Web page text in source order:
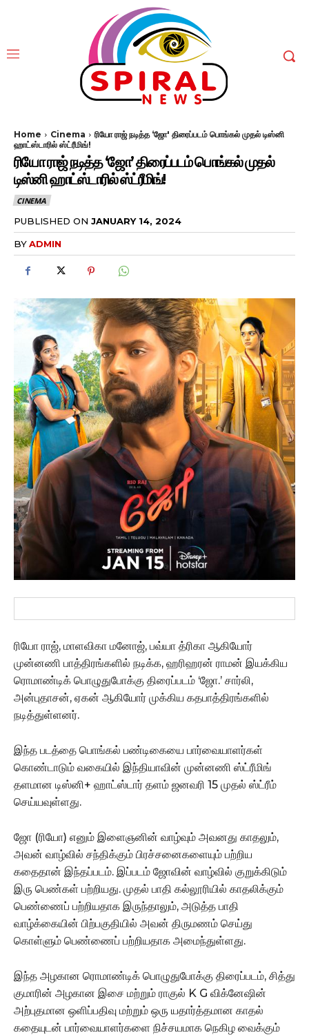
Home Cinema
ரியோ ராஜ் நடித்த ‘ஜோ' திரைப்படம் பொங்கல் முதல் டிஸ்னி
ஹாட்ஸ்டாரில் ஸ்ட்ரீமிங்!
ரியோ ராஜ் நடித்த ‘ஜோ’ திரைப்படம் பொங்கல் முதல்
டிஸ்னி ஹாட்ஸ்டாரில் ஸ்ட்ரீமிங்!
CINEMA
PUBLISHED ON JANUARY 14, 2024
BYADMIN
ரியோ ராஜ், மாளவிகா மனோஜ், பவ்யா த்ரிகா ஆகியோர்
முன்னணி பாத்திரங்களில் நடிக்க, ஹரிஹரன் ராமன் இயக்கிய
ரொமாண்டிக் பொழுதுபோக்கு திரைப்படம் ‘ஜோ.’ சார்லி,
அன்புதாசன், ஏகன் ஆகியோர் முக்கிய கதபாத்திரங்களில்
நடித்துள்ளனர்.
இந்த படத்தை பொங்கல் பண்டிகையை பார்வையாளர்கள்
கொண்டாடும் வகையில் இந்தியாவின் முன்னணி ஸ்ட்ரீமிங்
தளமான டிஸ்னி+ ஹாட்ஸ்டார் தளம் ஜனவரி 15 முதல் ஸ்ட்ரீம்
செய்யவுள்ளது.
ஜோ (ரியோ) எனும் இளைஞனின் வாழ்வும் அவனது காதலும்,
அவன் வாழ்வில் சந்திக்கும் பிரச்சனைகளையும் பற்றிய
கதைதான் இந்தப்படம். இப்படம் ஜோவின் வாழ்வில் குறுக்கிடும்
இரு பெண்கள் பற்றியது. முதல் பாதி கல்லூரியில் காதலிக்கும்
பெண்ணைப் பற்றியதாக இருந்தாலும், அடுத்த பாதி
வாழ்க்கையின் பிற்பகுதியில் அவன் திருமணம் செய்து
கொள்ளும் பெண்ணைப் பற்றியதாக அமைந்துள்ளது.
இந்த அழகான ரொமாண்டிக் பொழுதுபோக்கு திரைப்படம், சித்து
குமாரின் அழகான இசை மற்றும் ராகுல் K G விக்னேஷின்
அற்புதமான ஒளிப்பதிவு மற்றும் ஒரு யதார்த்தமான காதல்
கதையுடன் பார்வையாளர்களை நிச்சயமாக நெகிழ வைக்கும்